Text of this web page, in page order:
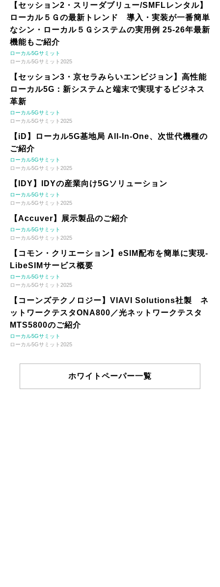
【セッション2・スリーダブリュー/SMFLレンタル】
ローカル５Ｇの最新トレンド 導入・実装が一番簡単
なシン・ローカル５Ｇシステムの実用例 25-26年最新
機能もご紹介
ローカル5Gサミット
ローカル5Gサミット2025
【セッション3・京セラみらいエンビジョン】高性能
ローカル5G：新システムと端末で実現するビジネス
革新
ローカル5Gサミット
ローカル5Gサミット2025
【iD】ローカル5G基地局 All-In-One、次世代機種の
ご紹介
ローカル5Gサミット
ローカル5Gサミット2025
【IDY】IDYの産業向け5Gソリューション
ローカル5Gサミット
ローカル5Gサミット2025
【Accuver】展示製品のご紹介
ローカル5Gサミット
ローカル5Gサミット2025
【コモン・クリエーション】eSIM配布を簡単に実現-
LibeSIMサービス概要
ローカル5Gサミット
ローカル5Gサミット2025
【コーンズテクノロジー】VIAVI Solutions社製 ネ
ットワークテスタONA800／光ネットワークテスタ
MTS5800のご紹介
ローカル5Gサミット
ローカル5Gサミット2025
ホワイトペーパー一覧